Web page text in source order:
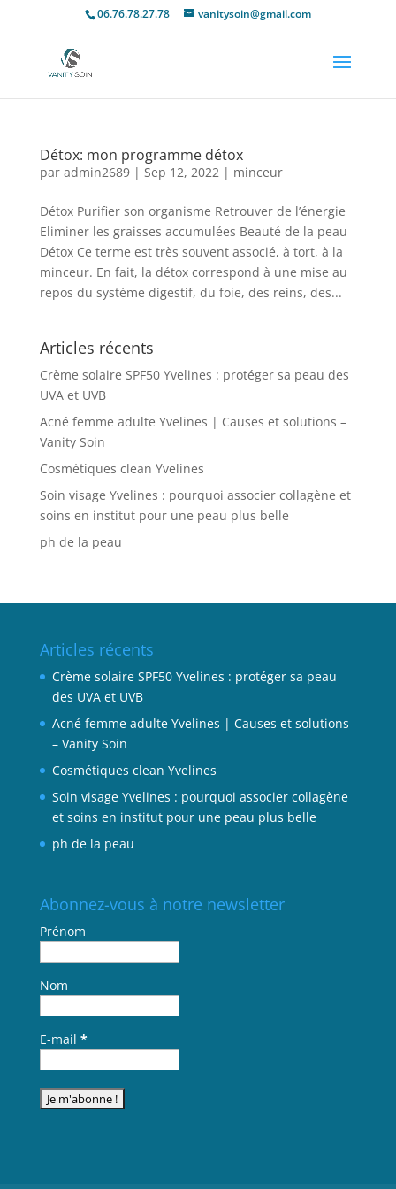
06.76.78.27.78 vanitysoin@gmail.com
Détox: mon programme détox
par admin2689| Sep 12, 2022| minceur
Détox Purifier son organisme Retrouver de l’énergie
Eliminer les graisses accumulées Beauté de la peau
Détox Ce terme est très souvent associé, à tort, à la
minceur. En fait, la détox correspond à une mise au
repos du système digestif, du foie, des reins, des...
Articles récents
Crème solaire SPF50 Yvelines : protéger sa peau des
UVA et UVB
Acné femme adulte Yvelines | Causes et solutions –
Vanity Soin
Cosmétiques clean Yvelines
Soin visage Yvelines : pourquoi associer collagène et
soins en institut pour une peau plus belle
ph de la peau
Articles récents
Crème solaire SPF50 Yvelines : protéger sa peau
des UVA et UVB
Acné femme adulte Yvelines | Causes et solutions
– Vanity Soin
Cosmétiques clean Yvelines
Soin visage Yvelines : pourquoi associer collagène
et soins en institut pour une peau plus belle
ph de la peau
Abonnez-vous à notre newsletter
Prénom
Nom
E-mail *